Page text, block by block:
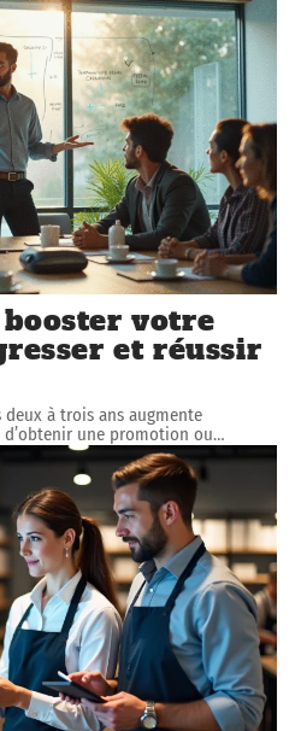
votre
et réussir
deux à trois ans augmente
une promotion ou…